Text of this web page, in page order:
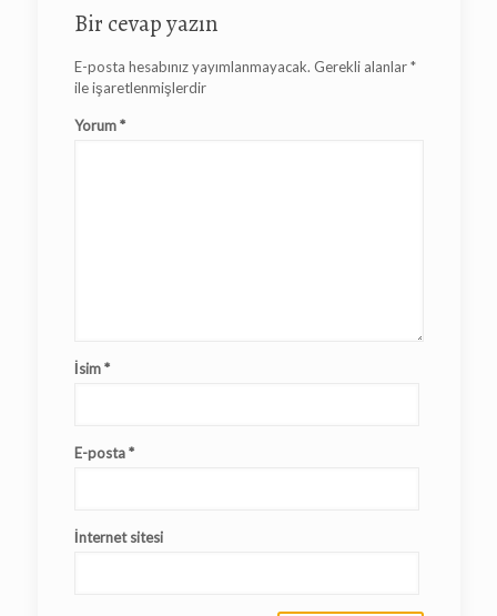
Bir cevap yazın
E-posta hesabınız yayımlanmayacak. Gerekli alanlar*
ile işaretlenmişlerdir
Yorum*
İsim*
E-posta*
İnternet sitesi